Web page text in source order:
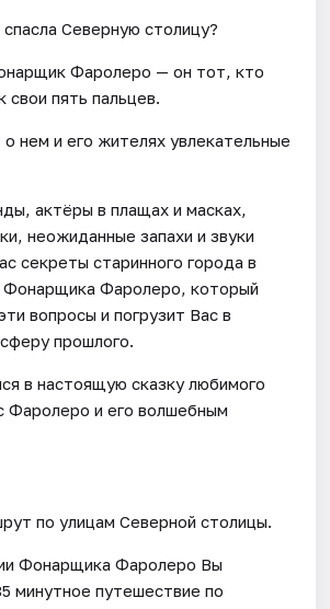
спасла Северную столицу?
Фаролеро — он тот, кто
свои пять пальцев.
нем и его жителях увлекательные
актёры в плащах и масках,
неожиданные запахи и звуки
секреты старинного города в
Фонарщика Фаролеро, который
вопросы и погрузит Вас в
прошлого.
в настоящую сказку любимого
Фаролеро и его волшебным
по улицам Северной столицы.
Фонарщика Фаролеро Вы
минутное путешествие по